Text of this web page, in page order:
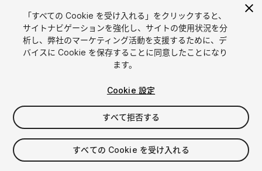
1/ 32
$69.99
消費税は決済時に計算されます
「すべての Cookie を受け入れる」をクリックすると、
サイトナビゲーションを強化し、サイトの使用状況を分
析し、弊社のマーケティング活動を支援するために、デ
バイスに Cookie を保存することに同意したことになり
ます。
Cookie 設定
すべて拒否する
すべての Cookie を受け入れる